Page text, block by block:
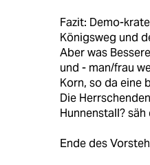
Fazit: Demo-
Königsweg und
Aber was
und - man/frau
Korn, so da eine
Die
Hunnenstall? säh
Ende des